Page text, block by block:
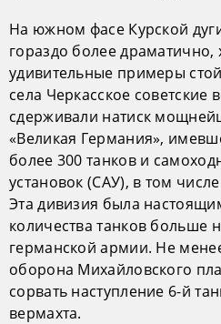
На южном фасе Курской
гораздо более драматично,
удивительные примеры
села Черкасское советские
сдерживали натиск
«Великая Германия»,
более 300 танков и
установок (САУ), в том
Эта дивизия была
количества танков больше
германской армии. Не
оборона Михайловского
сорвать наступление 6-й
вермахта.